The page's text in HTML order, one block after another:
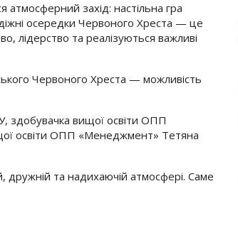
атмосферний захід: настільна гра
осередки Червоного Хреста — це
лідерство та реалізуються важливі
Червоного Хреста — можливість
здобувачка вищої освіти ОПП
освіти ОПП «Менеджмент» Тетяна
дружній та надихаючій атмосфері. Саме